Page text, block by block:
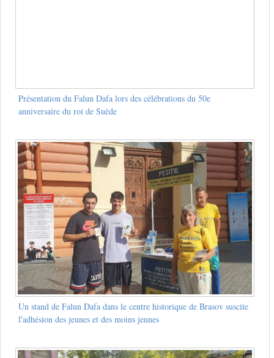
Présentation du Falun Dafa lors des célébrations du 50e
anniversaire du roi de Suède
Un stand de Falun Dafa dans le centre historique de Brasov suscite
l'adhésion des jeunes et des moins jeunes